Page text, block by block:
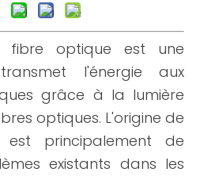
fibre optique est une
l'énergie aux
grâce à la lumière
optiques. L'origine de
est principalement de
existants dans les